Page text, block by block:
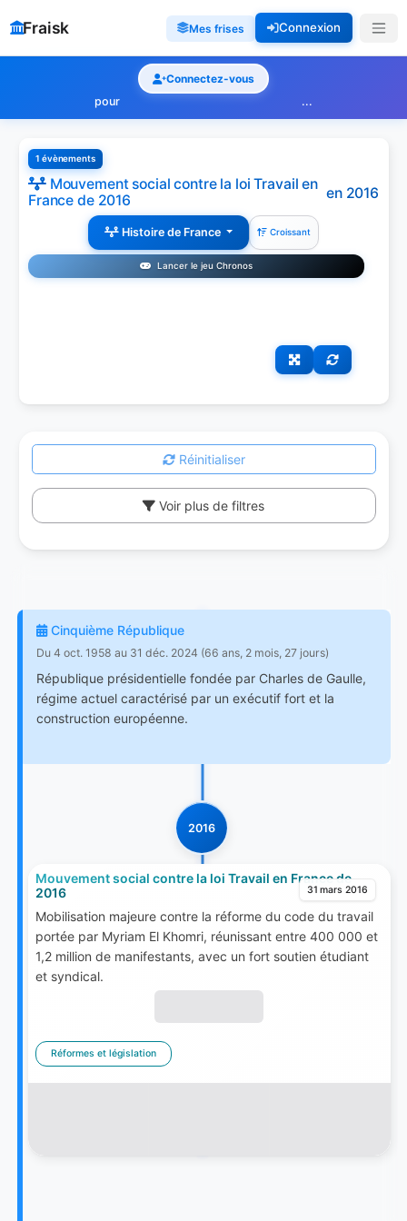
Fraisk Mes frises Connexion
Connectez-vous
pour
...
1 évènements
Mouvement social contre la loi Travail en
France de 2016
en 2016
Histoire de France Croissant
Lancer le jeu Chronos
Réinitialiser
Voir plus de filtres
Cinquième République
Du 4 oct. 1958 au 31 déc. 2024 (66 ans, 2 mois, 27 jours)
République présidentielle fondée par Charles de Gaulle,
régime actuel caractérisé par un exécutif fort et la
construction européenne.
2016
31 mars 2016
Mouvement social contre la loi Travail en France de
2016
Mobilisation majeure contre la réforme du code du travail
portée par Myriam El Khomri, réunissant entre 400 000 et
1,2 million de manifestants, avec un fort soutien étudiant
et syndical.
Réformes et législation